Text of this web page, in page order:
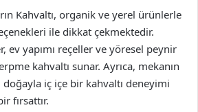
Kahvaltı, organik ve yerel ürünlerle
ile dikkat çekmektedir.
ev yapımı reçeller ve yöresel peynir
kahvaltı sunar. Ayrıca, mekanın
iç içe bir kahvaltı deneyimi
fırsattır.